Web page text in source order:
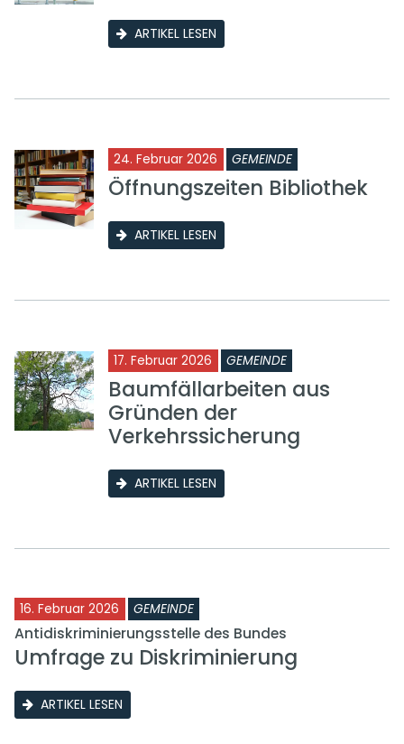
ARTIKEL LESEN
24. Februar 2026 GEMEINDE
Öffnungszeiten Bibliothek
ARTIKEL LESEN
17. Februar 2026 GEMEINDE
Baumfällarbeiten aus
Gründen der
Verkehrssicherung
ARTIKEL LESEN
16. Februar 2026 GEMEINDE
Antidiskriminierungsstelle des Bundes
Umfrage zu Diskriminierung
ARTIKEL LESEN